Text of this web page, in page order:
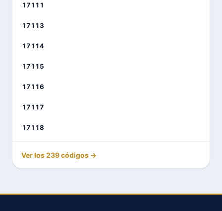
17111
17113
17114
17115
17116
17117
17118
Ver los 239 códigos →